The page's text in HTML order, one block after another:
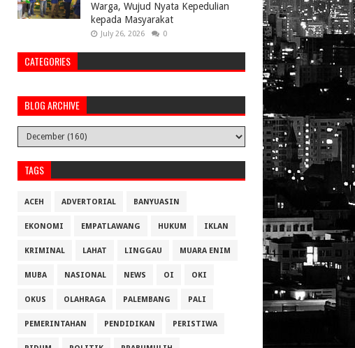
Warga, Wujud Nyata Kepedulian
kepada Masyarakat
July 26, 2026 0
CATEGORIES
BLOG ARCHIVE
TAGS
ACEH ADVERTORIAL BANYUASIN
EKONOMI EMPATLAWANG HUKUM IKLAN
KRIMINAL LAHAT LINGGAU MUARA ENIM
MUBA NASIONAL NEWS OI OKI
OKUS OLAHRAGA PALEMBANG PALI
PEMERINTAHAN PENDIDIKAN PERISTIWA